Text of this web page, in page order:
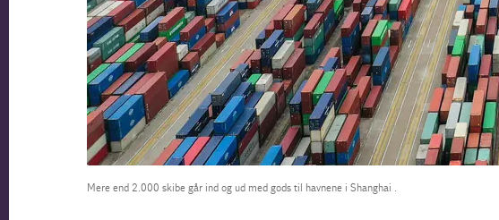
Mere end 2.000 skibe går ind og ud med gods til havnene i Shanghai .